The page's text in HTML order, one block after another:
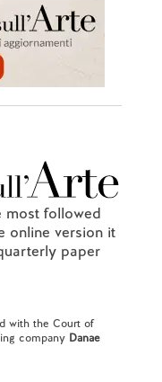
most followed
online version it
paper
with the Court of
company Danae